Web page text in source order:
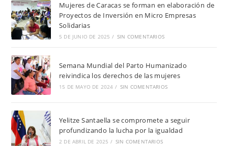
Mujeres de Caracas se forman en elaboración de
Proyectos de Inversión en Micro Empresas
Solidarias
5 DE JUNIO DE 2025 / SIN COMENTARIOS
Semana Mundial del Parto Humanizado
reivindica los derechos de las mujeres
15 DE MAYO DE 2024 / SIN COMENTARIOS
Yelitze Santaella se compromete a seguir
profundizando la lucha por la igualdad
2 DE ABRIL DE 2025 / SIN COMENTARIOS